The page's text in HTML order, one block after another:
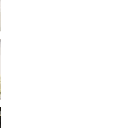
回生が1人1ブランド立ち上げ！